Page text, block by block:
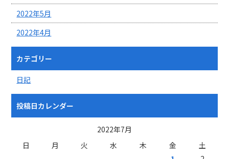
2022年5月
2022年4月
カテゴリー
日記
投稿日カレンダー
2022年7月
日
月 火 水 木 金
土